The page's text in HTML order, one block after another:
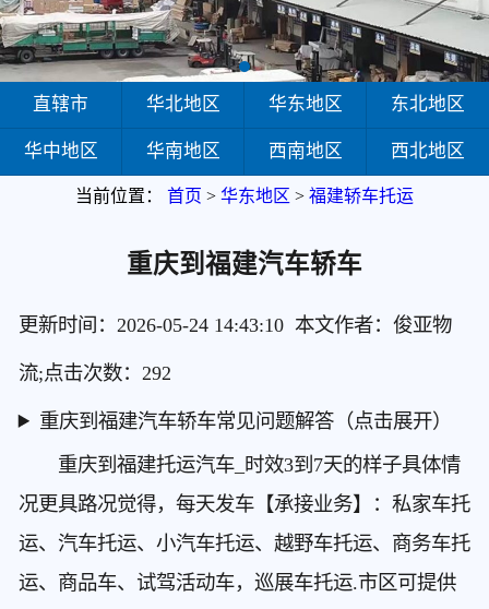
华中地区
华南地区
西南地区
直辖市 华北地区 华东地区 东北地区
华中地区 华南地区 西南地区 西北地区
当前位置： 首页 > 华东地区 > 福建轿车托运
重庆到福建汽车轿车
更新时间：2026-05-24 14:43:10 本文作者：俊亚物
流;点击次数： 292
重庆到福建汽车轿车常见问题解答（点击展开）
重庆到福建托运汽车_时效3到7天的样子具体情
况更具路况觉得，每天发车【承接业务】：私家车托
运、汽车托运、小汽车托运、越野车托运、商务车托
运、商品车、试驾活动车，巡展车托运.市区可提供